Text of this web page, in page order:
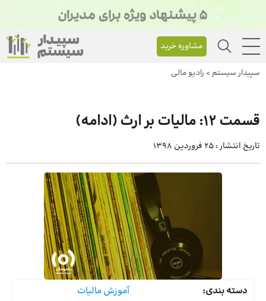
مشاوره خرید
سپیدار سیستم > رادیو مالی
قسمت 12: مالیات بر ارث (ادامه)
تاریخ انتشار : 25 فروردین 1398
دسته بندی:
آموزش مالیات